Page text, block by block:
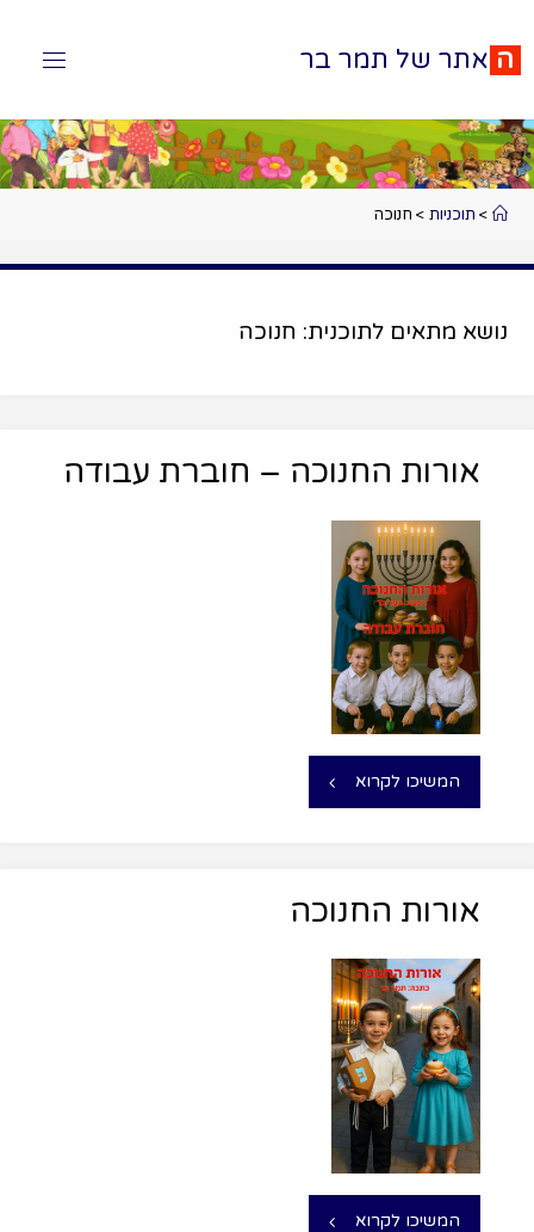
ה אתר של תמר בר
> תוכניות > חנוכה
נושא מתאים לתוכנית: חנוכה
אורות החנוכה – חוברת עבודה
המשיכו לקרוא
אורות החנוכה
המשיכו לקרוא